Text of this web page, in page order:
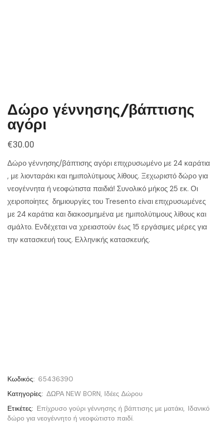
Δώρο γέννησης/βάπτισης
αγόρι
€30.00
Δώρο γέννησης/βάπτισης αγόρι επιχρυσωμένο με 24 καράτια
, με λιονταράκι και ημιπολύτιμους λίθους. Ξεχωριστό δώρο για
νεογέννητα ή νεοφώτιστα παιδιά! Συνολικό μήκος 25 εκ. Οι
χειροποίητες δημιουργίες του Tresento είναι επιχρυσωμένες
με 24 καράτια και διακοσμημένα με ημιπολύτιμους λίθους και
σμάλτο. Ενδέχεται να χρειαστούν έως 15 εργάσιμες μέρες για
την κατασκευή τους. Ελληνικής κατασκευής.
Κωδικός: 65436390
Κατηγορίες: ΔΩΡΑ NEW BORN, Ιδέες Δώρου
Ετικέτες: Επίχρυσο γούρι γέννησης ή βάπτισης με ματάκι, Ιδανικό
δώρο για νεογέννητο ή νεοφώτιστο παιδί.